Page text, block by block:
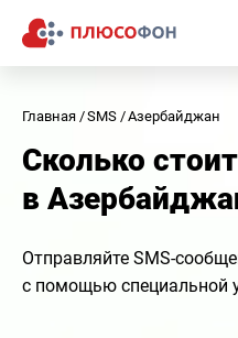
Главная SMS Азербайджан
Сколько
в
Отправляйте SMS-
с помощью специальной